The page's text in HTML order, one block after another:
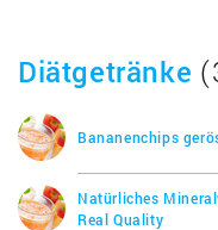
Diätgetränke
Bananenchips
Natürliches
Real Quality